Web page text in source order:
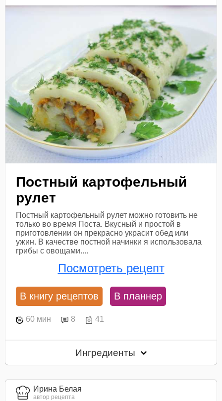
Постный картофельный
рулет
Постный картофельный рулет можно готовить не
только во время Поста. Вкусный и простой в
приготовлении он прекрасно украсит обед или
ужин. В качестве постной начинки я использовала
грибы с овощами....
Посмотреть рецепт
В книгу рецептов В планнер
60 мин 8 41
Ингредиенты
Ирина Белая
автор рецепта